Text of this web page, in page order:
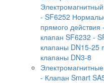
- SF6252
прямого действия
клапан SF6232 -
клапаны DN15-25
клапаны DN3-8
- Клапан Smart